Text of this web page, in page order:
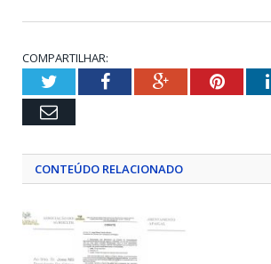
COMPARTILHAR:
TwitterFacebookGoogle+
Email
CONTEÚDO RELACIONADO